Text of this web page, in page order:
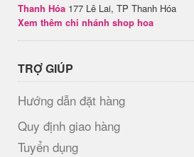
Thanh Hóa 177 Lê Lai, TP Thanh Hóa
Xem thêm chi nhánh shop hoa
TRỢ GIÚP
Hướng dẫn đặt hàng
Quy định giao hàng
Tuyển dụng